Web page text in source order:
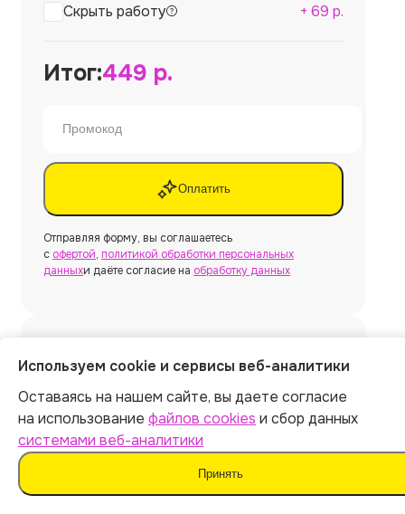
Скрыть работу + 69 р.
Итог:449 р.
Оплатить
Отправляя форму, вы соглашаетесь
с офертой, политикой обработки персональных
данныхи даёте согласие на обработку данных
Нужна другая работа?
Создать
Используем cookie и сервисы веб-аналитики
Оставаясь на нашем сайте, вы даете согласие
на использование файлов cookies и сбор данных
системами веб-аналитики
Принять